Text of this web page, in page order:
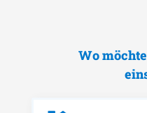
Wo